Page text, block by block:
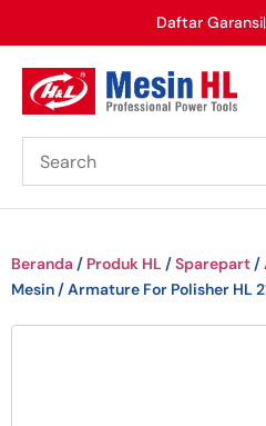
Daftar Garansi
Beranda / Produk HL /Sparepart /
Mesin / Armature For Polisher HL